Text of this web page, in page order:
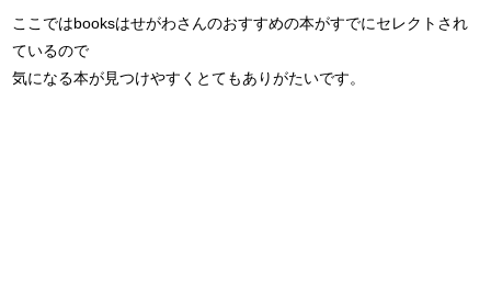
ここではbooksはせがわさんのおすすめの本がすでにセレクトされ
ているので
気になる本が見つけやすくとてもありがたいです。